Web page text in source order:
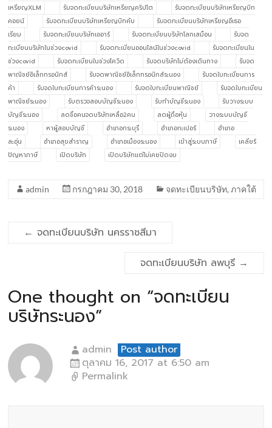
เหรียญXLM
รับจดทะเบียนบริษัทเหรียญคริปโต
รับจดทะเบียนบริษัทเหรียญบิท
คอยน์
รับจดทะเบียนบริษัทเหรียญบิทคับ
รับจดทะเบียนบริษัทเหรียญอีเธอ
เรียม
รับจดทะเบียนบริษัทเออาร์ รับจดทะเบียนบริษัทโลกเสมือน
รับจด
ทะเบียนบริษัทในช่วงcovid
รับจดทะเบียนออนไลน์ในช่วงcovid
รับจดทะเบียนใน
ช่วงcovid
รับจดทะเบียนในช่วงโควิด รับจดบริษัทไม่ต้องเดินทาง
รับจด
พาณิชย์อิเล็กทรอนิกส์
รับจดพาณิชย์อิเล็กทรอนิกส์ระนอง
รับจดใบทะเบียนการ
ค้า
รับจดใบทะเบียนการค้าระนอง รับจดใบทะเบียนพาณิชย์
รับจดใบทะเบียน
พาณิชย์ระนอง
รับตรวจสอบบัญชีระนอง รับทำบัญชีระนอง
รับวางระบบ
บัญชีระนอง
ลดชื่อคนจดบริษัทเหลือ2คน ลดผู้ถือหุ้น
วางระบบบัญชี
ระนอง
หาผู้สอบบัญชี อำเภอกระบุรี อำเภอกะเปอร์
อำเภอ
ละอุ่น
อำเภอสุขสำราญ อำเภอเมืองระนอง เข้าสู่ระบบภาษี
เคลียร์
ปัญหาภาษี
เปิดบริษัท เปิดบริษัทแต่ไม่เคยปิดงบ
admin กรกฎาคม 30, 2018 จดทะเบียนบริษัท,ภาคใต้
← จดทะเบียนบริษัท นครราชสีมา
จดทะเบียนบริษัท ลพบุรี →
One thought on “จดทะเบียน
บริษัทระนอง”
admin
Post author
ตุลาคม 16, 2017 at 6:50 am
Permalink